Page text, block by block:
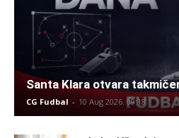
Santa Klara otvara
CG Fudbal - 10 Aug 2026. 09:18